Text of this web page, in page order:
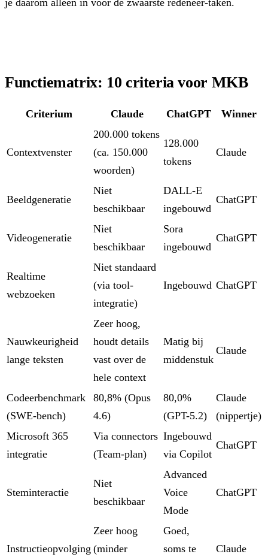
je daarom alleen in voor de zwaarste redeneer-taken.
Functiematrix: 10 criteria voor MKB
Criterium Claude ChatGPT Winner
Contextvenster
200.000 tokens
(ca. 150.000
woorden)
128.000
tokens
Claude
Beeldgeneratie
Niet
beschikbaar
DALL-E
ingebouwd
ChatGPT
Videogeneratie
Niet
beschikbaar
Sora
ingebouwd
ChatGPT
Realtime
webzoeken
Niet standaard
(via tool-
integratie)
Ingebouwd ChatGPT
Nauwkeurigheid
lange teksten
Zeer hoog,
houdt details
vast over de
hele context
Matig bij
middenstuk
Claude
Codeerbenchmark
(SWE-bench)
80,8% (Opus
4.6)
80,0%
(GPT-5.2)
Claude
(nippertje)
Microsoft 365
integratie
Via connectors
(Team-plan)
Ingebouwd
via Copilot
ChatGPT
Steminteractie
Niet
beschikbaar
Advanced
Voice
Mode
ChatGPT
Instructieopvolging
Zeer hoog
(minder
Goed,
soms te
Claude